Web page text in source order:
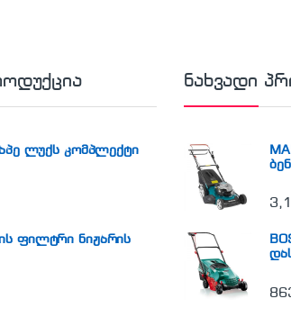
ლუქს კომპლექტი
ფილტრი ნიჟარის
ნახვადი